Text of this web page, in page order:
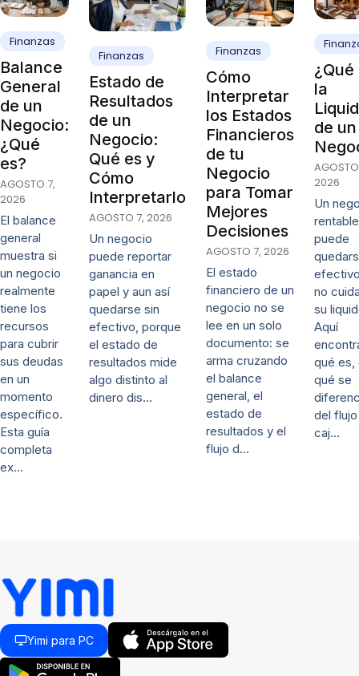
Finanzas
Balance
General
de un
Negocio:
¿Qué
es?
AGOSTO 7,
2026
El balance
general
muestra si
un negocio
realmente
tiene los
recursos
para cubrir
sus deudas
en un
momento
específico.
Esta guía
completa
ex…
Finanzas
Estado de
Resultados
de un
Negocio:
Qué es y
Cómo
Interpretarlo
AGOSTO 7, 2026
Un negocio
puede reportar
ganancia en
papel y aun así
quedarse sin
efectivo, porque
el estado de
resultados mide
algo distinto al
dinero dis…
Finanzas
Cómo
Interpretar
los Estados
Financieros
de tu
Negocio
para Tomar
Mejores
Decisiones
AGOSTO 7, 2026
El estado
financiero de un
negocio no se
lee en un solo
documento: se
arma cruzando
el balance
general, el
estado de
resultados y el
flujo d…
¿Qué
la
de un
2026
Un
rentable
puede
no
su
Aquí
qué es,
qué se
del
caj…
Yimi para PC